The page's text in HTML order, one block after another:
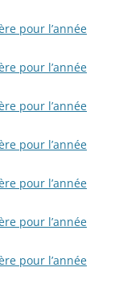
pour l’année
pour l’année
pour l’année
pour l’année
pour l’année
pour l’année
pour l’année